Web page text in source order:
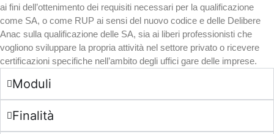
ai fini dell’ottenimento dei requisiti necessari per la qualificazione
come SA, o come RUP ai sensi del nuovo codice e delle Delibere
Anac sulla qualificazione delle SA, sia ai liberi professionisti che
vogliono sviluppare la propria attività nel settore privato o ricevere
certificazioni specifiche nell’ambito degli uffici gare delle imprese.
Moduli
Finalità